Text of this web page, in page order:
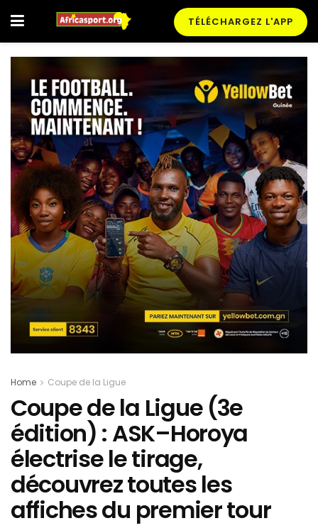
TÉLÉCHARGEZ L'APP
Home Coupe de la Ligue
Coupe de la Ligue (3e
édition) : ASK–Horoya
électrise le tirage,
découvrez toutes les
affiches du premier tour